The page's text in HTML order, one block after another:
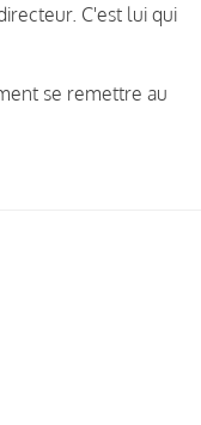
C'est lui qui
se remettre au